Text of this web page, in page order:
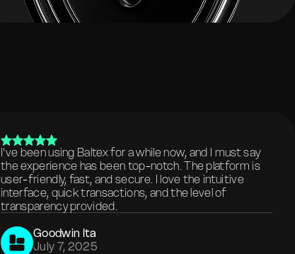
I've been using Baltex for a while now, and I must say
the experience has been top-notch. The platform is
user-friendly, fast, and secure. I love the intuitive
interface, quick transactions, and the level of
transparency provided.
Goodwin Ita
July 7, 2025